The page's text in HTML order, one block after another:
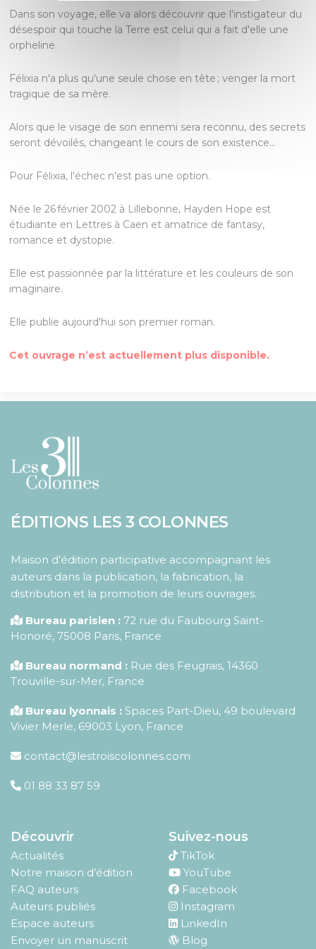
Dans son voyage, elle va alors découvrir que l'instigateur du
désespoir qui touche la Terre est celui qui a fait d'elle une
orpheline.
Félixia n'a plus qu'une seule chose en tête ; venger la mort
tragique de sa mère.
Alors que le visage de son ennemi sera reconnu, des secrets
seront dévoilés, changeant le cours de son existence...
Pour Félixia, l'échec n'est pas une option.
Née le 26 février 2002 à Lillebonne, Hayden Hope est
étudiante en Lettres à Caen et amatrice de fantasy,
romance et dystopie.
Elle est passionnée par la littérature et les couleurs de son
imaginaire.
Elle publie aujourd'hui son premier roman.
Cet ouvrage n’est actuellement plus disponible.
ÉDITIONS LES 3 COLONNES
Maison d’édition participative accompagnant les
auteurs dans la publication, la fabrication, la
distribution et la promotion de leurs ouvrages.
Bureau parisien : 72 rue du Faubourg Saint-
Honoré, 75008 Paris, France
Bureau normand : Rue des Feugrais, 14360
Trouville-sur-Mer, France
Bureau lyonnais : Spaces Part-Dieu, 49 boulevard
Vivier Merle, 69003 Lyon, France
contact@lestroiscolonnes.com
01 88 33 87 59
Découvrir
Actualités
Notre maison d’édition
FAQ auteurs
Auteurs publiés
Espace auteurs
Envoyer un manuscrit
Suivez-nous
TikTok
YouTube
Facebook
Instagram
LinkedIn
Blog